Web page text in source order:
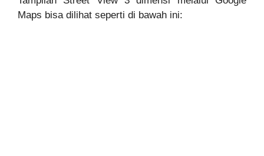
Maps bisa dilihat seperti di bawah ini: